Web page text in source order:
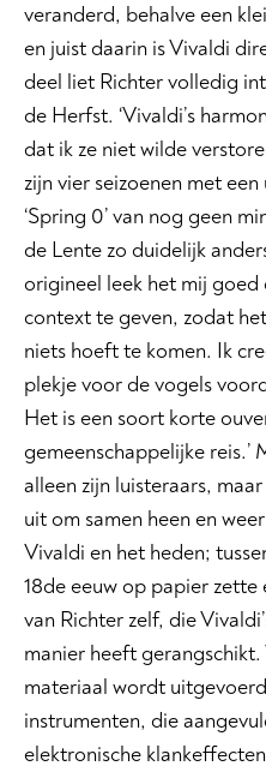
veranderd, behalve een
en juist daarin is Vivaldi
deel liet Richter volledig
de Herfst. ‘Vivaldi’s
dat ik ze niet wilde
zijn vier seizoenen met
‘Spring 0’ van nog geen
de Lente zo duidelijk
origineel leek het mij
context te geven, zodat
niets hoeft te komen. Ik
plekje voor de vogels
Het is een soort korte
gemeenschappelijke
alleen zijn luisteraars,
uit om samen heen en
Vivaldi en het heden;
18de eeuw op papier
van Richter zelf, die
manier heeft gerangschikt.
materiaal wordt
instrumenten, die
elektronische